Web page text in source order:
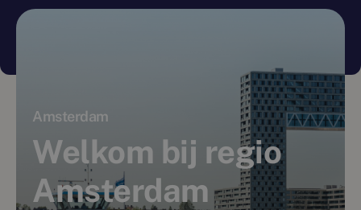
Amsterdam
Welkom bij regio
Amsterdam